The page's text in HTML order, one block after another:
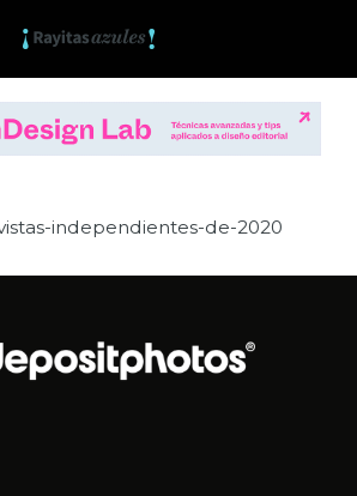
independientes-de-2020